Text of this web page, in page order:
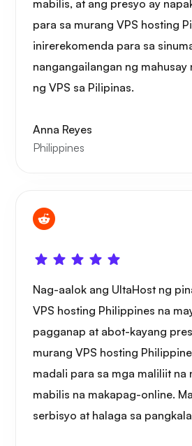
mabilis, at ang presyo ay
para sa murang VPS hosting
inirerekomenda para sa
nangangailangan ng
ng VPS sa Pilipinas.
Anna Reyes
Philippines
Nag-aalok ang UltaHost ng
VPS hosting Philippines na
pagganap at abot-kayang
murang VPS hosting
madali para sa mga maliliit na
mabilis na makapag-online.
serbisyo at halaga sa